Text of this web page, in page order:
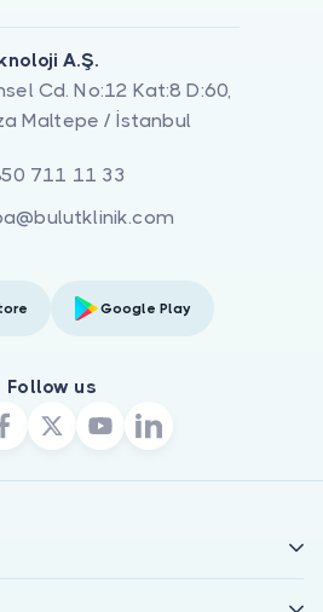
A.Ş.
Cd. No:12 Kat:8 D:60,
Maltepe / İstanbul
711 11 33
Google Play
Follow us